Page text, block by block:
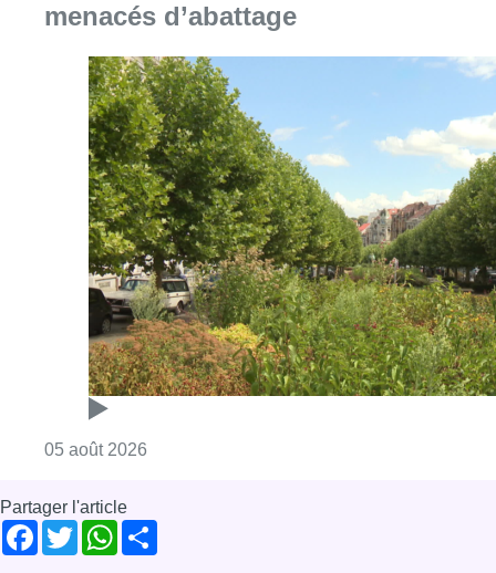
menacés d’abattage
05 août 2026
Partager l'article
Facebook
TwitterWhatsApp